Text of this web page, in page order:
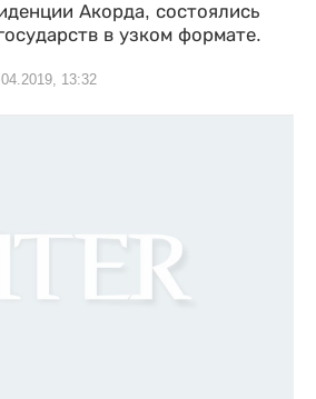
Акорда, состоялись
в узком формате.
13:32